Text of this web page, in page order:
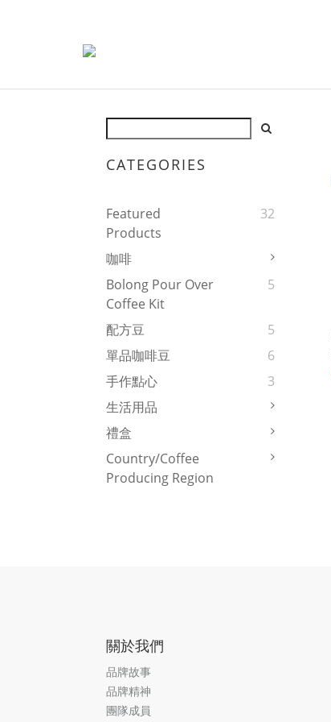
CATEGORIES
Featured
Products
32
咖啡
Bolong Pour Over
Coffee Kit
5
配方豆
5
單品咖啡豆
6
手作點心
3
生活用品
禮盒
Country/Coffee
Producing Region
關於我們
品牌故事
品牌精神
團隊成員